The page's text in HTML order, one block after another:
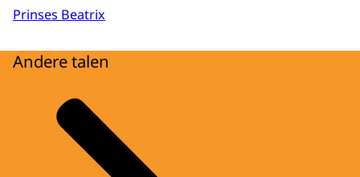
Prinses Beatrix
Andere talen